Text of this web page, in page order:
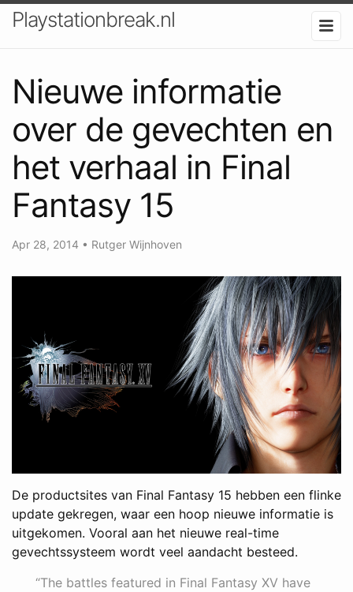
Playstationbreak.nl
Nieuwe informatie
over de gevechten en
het verhaal in Final
Fantasy 15
Apr 28, 2014 • Rutger Wijnhoven
De productsites van Final Fantasy 15 hebben een flinke
update gekregen, waar een hoop nieuwe informatie is
uitgekomen. Vooral aan het nieuwe real-time
gevechtssysteem wordt veel aandacht besteed.
“The battles featured in Final Fantasy XV have